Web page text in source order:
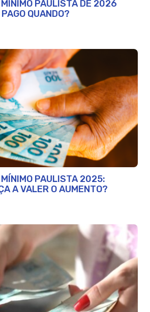
PAULISTA DE 2026
QUANDO?
PAULISTA 2025:
A VALER O AUMENTO?